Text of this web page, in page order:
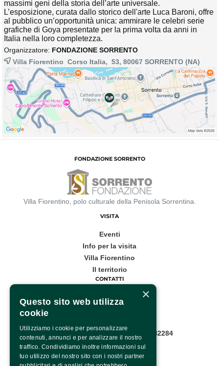
massimi geni della storia dell’arte universale.
L’esposizione, curata dallo storico dell'arte Luca Baroni, offre
al pubblico un’opportunità unica: ammirare le celebri serie
grafiche di Goya presentate per la prima volta da anni in
Italia nella loro completezza.
Organizzatore: FONDAZIONE SORRENTO
Villa Fiorentino Corso Italia, 53, 80067 SORRENTO (NA)
FONDAZIONE SORRENTO
Villa Fiorentino, polo culturale della Penisola Sorrentina.
VISITA
Eventi
Info per la visita
Villa Fiorentino
Il territorio
CONTATTI
Corso Italia, 53
Infopoint WhatsApp: +39 081 8782284
Pagina contatti
SOCIAL
×
Questo sito web utilizza
cookie
Utilizziamo i cookie per personalizzare
contenuti, annunci e per analizzare il nostro
traffico. Condividiamo inoltre informazioni sul
tuo utilizzo del nostro sito con i nostri partner